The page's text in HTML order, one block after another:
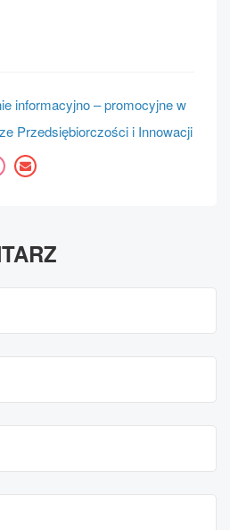
informacyjno – promocyjne w
Przedsiębiorczości i Innowacji